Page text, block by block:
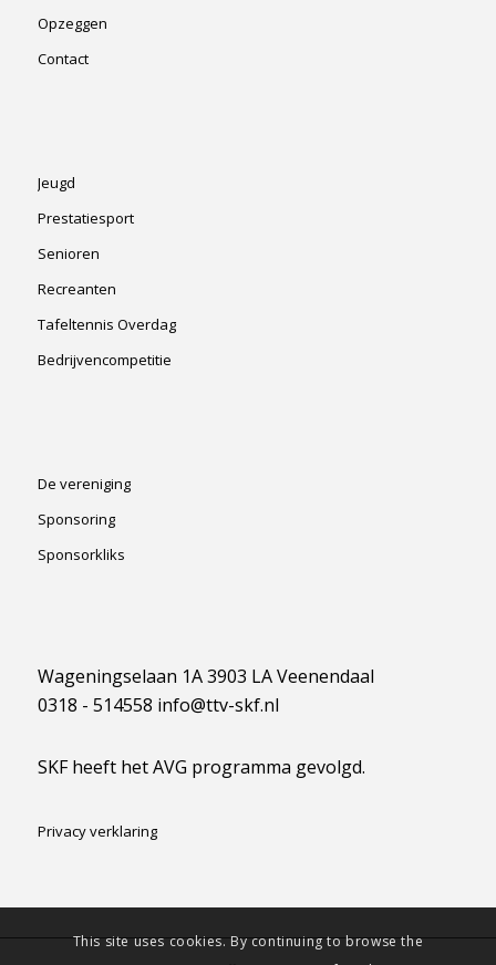
Opzeggen
Contact
Jeugd
Prestatiesport
Senioren
Recreanten
Tafeltennis Overdag
Bedrijvencompetitie
De vereniging
Sponsoring
Sponsorkliks
Wageningselaan 1A 3903 LA Veenendaal
0318 - 514558 info@ttv-skf.nl
SKF heeft het AVG programma gevolgd.
Privacy verklaring
This site uses cookies. By continuing to browse the